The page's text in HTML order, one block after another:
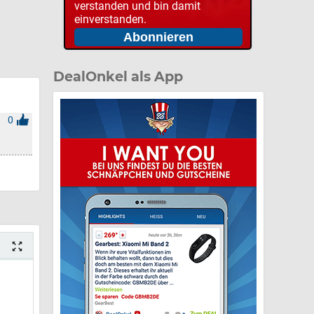
0
verstanden und bin damit
einverstanden.
DealOnkel als App